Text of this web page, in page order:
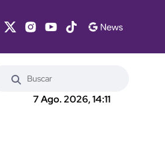
7 Ago. 2026, 14:11